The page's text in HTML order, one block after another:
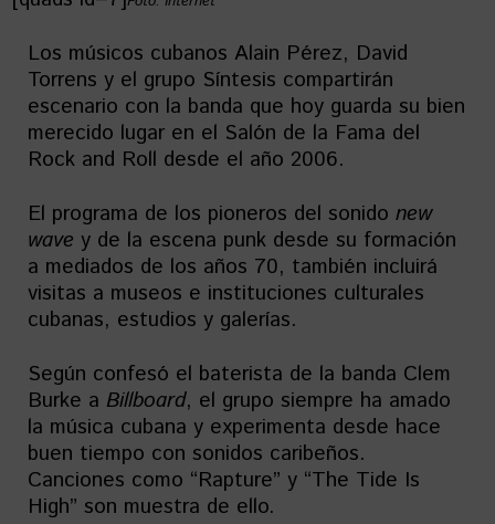
Los músicos cubanos Alain Pérez, David
Torrens y el grupo Síntesis compartirán
escenario con la banda que hoy guarda su bien
merecido lugar en el Salón de la Fama del
Rock and Roll desde el año 2006.
El programa de los pioneros del sonido new
wave y de la escena punk desde su formación
a mediados de los años 70, también incluirá
visitas a museos e instituciones culturales
cubanas, estudios y galerías.
Según confesó el baterista de la banda Clem
Burke a Billboard, el grupo siempre ha amado
la música cubana y experimenta desde hace
buen tiempo con sonidos caribeños.
Canciones como “Rapture” y “The Tide Is
High” son muestra de ello.